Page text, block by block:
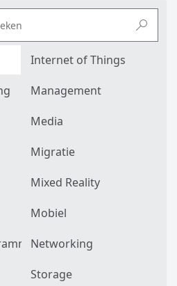
Internet of Things
Management
Media
Migratie
Mixed Reality
Mobiel
Networking
Storage